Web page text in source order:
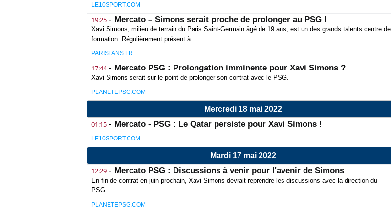
LE10SPORT.COM
19:25 - Mercato – Simons serait proche de prolonger au PSG !
Xavi Simons, milieu de terrain du Paris Saint-Germain âgé de 19 ans, est un des grands talents centre de
formation. Régulièrement présent à...
PARISFANS.FR
17:44- Mercato PSG : Prolongation imminente pour Xavi Simons ?
Xavi Simons serait sur le point de prolonger son contrat avec le PSG.
PLANETEPSG.COM
Mercredi 18 mai 2022
01:15 - Mercato - PSG : Le Qatar persiste pour Xavi Simons !
LE10SPORT.COM
Mardi 17 mai 2022
12:29 - Mercato PSG : Discussions à venir pour l'avenir de Simons
En fin de contrat en juin prochain, Xavi Simons devrait reprendre les discussions avec la direction du
PSG.
PLANETEPSG.COM